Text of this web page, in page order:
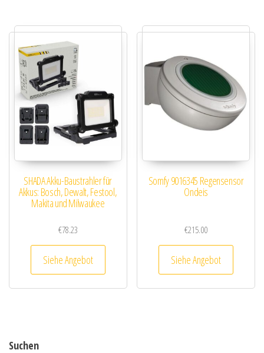
SHADA Akku-Baustrahler für
Akkus: Bosch, Dewalt, Festool,
Makita und Milwaukee
€78.23
Siehe Angebot
Somfy 9016345 Regensensor
Ondeis
€215.00
Siehe Angebot
Suchen